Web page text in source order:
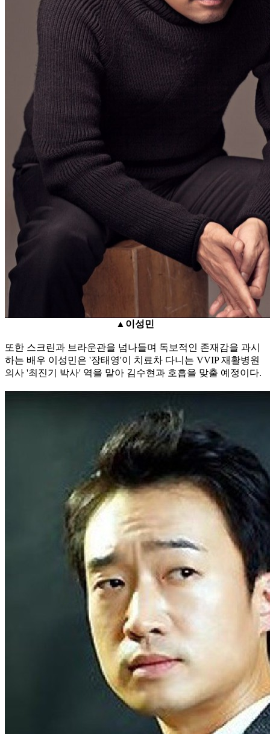
▲이성민
또한 스크린과 브라운관을 넘나들며 독보적인 존재감을 과시
하는 배우 이성민은 '장태영'이 치료차 다니는 VVIP 재활병원
의사 '최진기 박사' 역을 맡아 김수현과 호흡을 맞출 예정이다.